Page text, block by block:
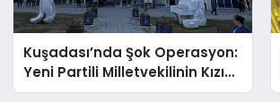
Kuşadası’nda Şok Operasyon:
Yeni Partili Milletvekilinin Kızı
ve Damadı Gözaltında!